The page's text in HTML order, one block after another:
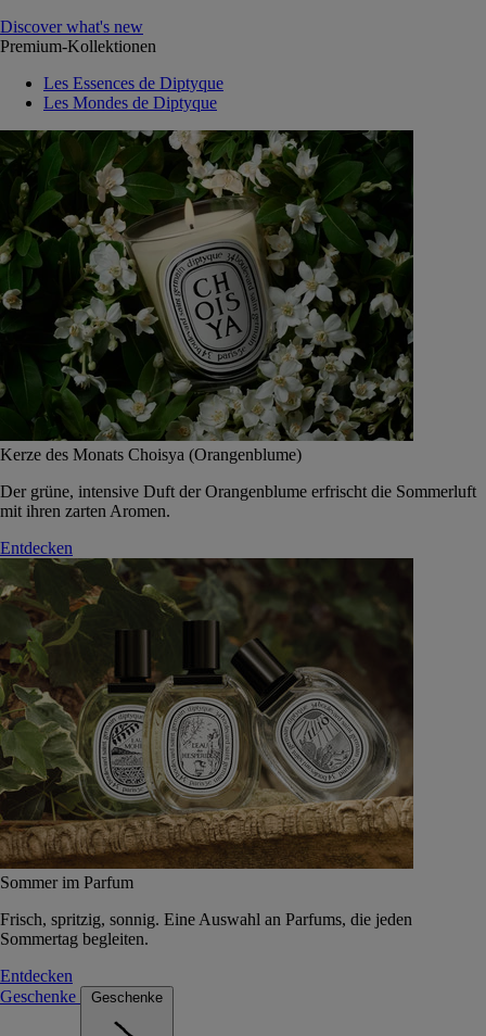
Discover what's new
Premium-Kollektionen
Les Essences de Diptyque
Les Mondes de Diptyque
Kerze des Monats Choisya (Orangenblume)
Der grüne, intensive Duft der Orangenblume erfrischt die Sommerluft
mit ihren zarten Aromen.
Entdecken
Sommer im Parfum
Frisch, spritzig, sonnig. Eine Auswahl an Parfums, die jeden
Sommertag begleiten.
Entdecken
Geschenke
Geschenke